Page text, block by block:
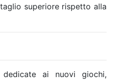
superiore rispetto alla
ai nuovi giochi,